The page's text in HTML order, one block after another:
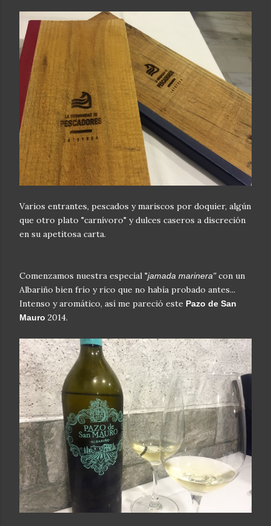
Varios entrantes, pescados y mariscos por doquier, algún
que otro plato "carnívoro" y dulces caseros a discreción
en su apetitosa carta.
Comenzamos nuestra especial "jamada marinera"con un
Albariño bien frío y rico que no había probado antes...
Intenso y aromático, así me pareció este Pazo de San
Mauro 2014.